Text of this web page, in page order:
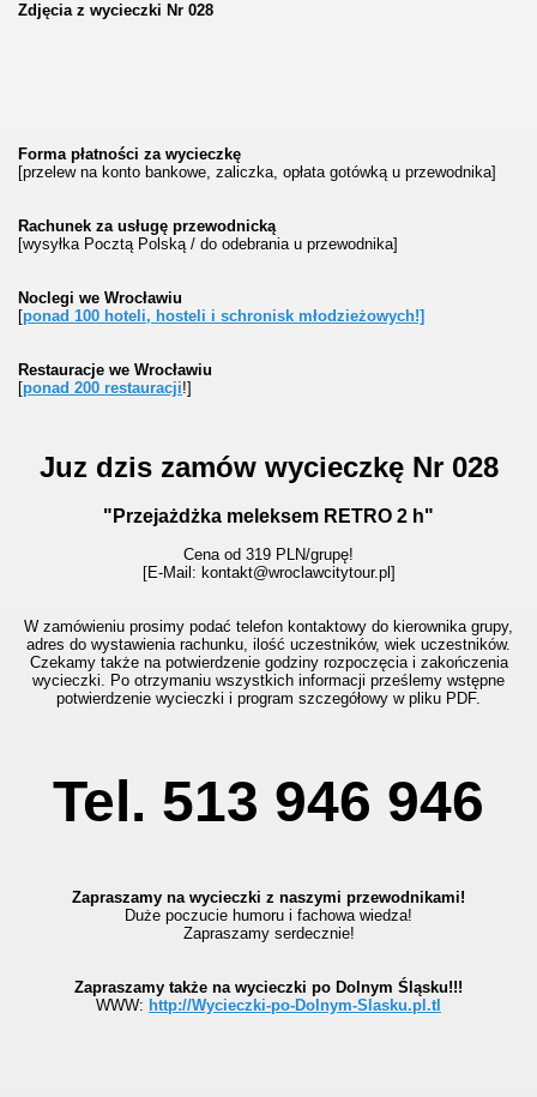
Zdjęcia z wycieczki Nr 028
Forma płatności za wycieczkę
[przelew na konto bankowe, zaliczka, opłata gotówką u przewodnika]
Rachunek za usługę przewodnicką
[wysyłka Pocztą Polską / do odebrania u przewodnika]
Noclegi we Wrocławiu
[ponad 100 hoteli, hosteli i schronisk młodzieżowych!]
Restauracje we Wrocławiu
[ponad 200 restauracji!]
Juz dzis zamów wycieczkę Nr 028
"Przejażdżka meleksem RETRO 2 h"
Cena od 319 PLN/grupę!
[E-Mail: kontakt@wroclawcitytour.pl ]
W zamówieniu prosimy podać telefon kontaktowy do kierownika grupy,
adres do wystawienia rachunku, ilość uczestników, wiek uczestników.
Czekamy także na potwierdzenie godziny rozpoczęcia i zakończenia
wycieczki. Po otrzymaniu wszystkich informacji prześlemy wstępne
potwierdzenie wycieczki i program szczegółowy w pliku PDF.
Tel. 513 946 946
Zapraszamy na wycieczki z naszymi przewodnikami!
Duże poczucie humoru i fachowa wiedza!
Zapraszamy serdecznie!
Zapraszamy także na wycieczki po Dolnym Śląsku!!!
WWW: http://Wycieczki-po-Dolnym-Slasku.pl.tl